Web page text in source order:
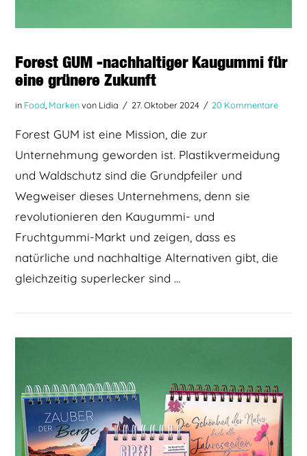
Forest GUM -nachhaltiger Kaugummi für
eine grünere Zukunft
in Food Markenvon Lidia 27. Oktober 2024 20 Kommentare
Forest GUM ist eine Mission, die zur
Unternehmung geworden ist. Plastikvermeidung
und Waldschutz sind die Grundpfeiler und
Wegweiser dieses Unternehmens, denn sie
revolutionieren den Kaugummi- und
Fruchtgummi-Markt und zeigen, dass es
natürliche und nachhaltige Alternativen gibt, die
gleichzeitig superlecker sind …